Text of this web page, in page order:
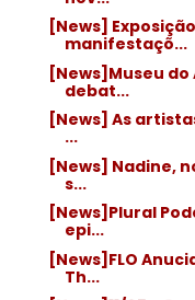
[News]
manifestaçõ...
[News]Museu
debat...
[News] As
...
[News] Nadine,
s...
[News]Plural
epi...
[News]FLO
Th...